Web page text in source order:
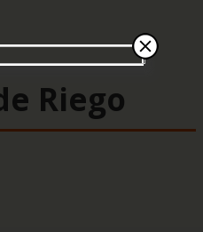
Riego